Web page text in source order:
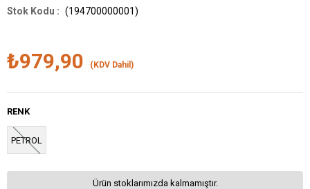
(194700000001)
₺979,90 (KDV Dahil)
RENK
PETROL
Ürün stoklarımızda kalmamıştır.